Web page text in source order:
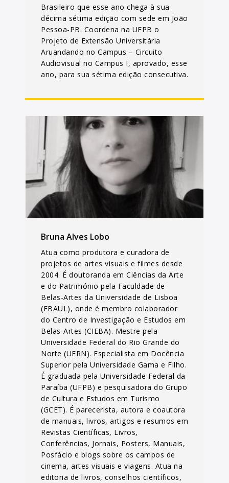
Brasileiro que esse ano chega à sua
décima sétima edição com sede em João
Pessoa-PB. Coordena na UFPB o
Projeto de Extensão Universitária
Aruandando no Campus – Circuito
Audiovisual no Campus I, aprovado, esse
ano, para sua sétima edição consecutiva.
Bruna Alves Lobo
Atua como produtora e curadora de
projetos de artes visuais e filmes desde
2004. É doutoranda em Ciências da Arte
e do Património pela Faculdade de
Belas-Artes da Universidade de Lisboa
(FBAUL), onde é membro colaborador
do Centro de Investigação e Estudos em
Belas-Artes (CIEBA). Mestre pela
Universidade Federal do Rio Grande do
Norte (UFRN). Especialista em Docência
Superior pela Universidade Gama e Filho.
É graduada pela Universidade Federal da
Paraíba (UFPB) e pesquisadora do Grupo
de Cultura e Estudos em Turismo
(GCET). É parecerista, autora e coautora
de manuais, livros, artigos e resumos em
Revistas Científicas, Livros,
Conferências, Jornais, Posters, Manuais,
Posfácio e blogs sobre os campos de
cinema, artes visuais e viagens. Atua na
editoria de livros, conselhos científicos,